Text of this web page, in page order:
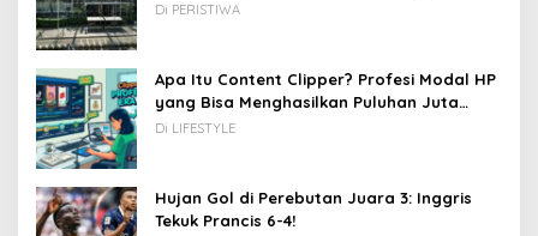
Di PERISTIWA
Apa Itu Content Clipper? Profesi Modal HP
yang Bisa Menghasilkan Puluhan Juta
Rupiah
Di LIFESTYLE
Hujan Gol di Perebutan Juara 3: Inggris
Tekuk Prancis 6-4!